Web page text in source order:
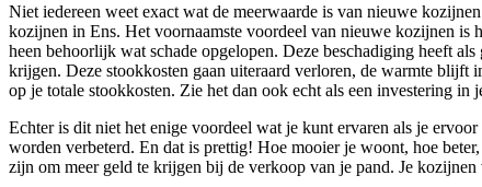
Niet iedereen weet exact wat de meerwaarde is van nieuwe
kozijnen in Ens. Het voornaamste voordeel van nieuwe kozijnen
heen behoorlijk wat schade opgelopen. Deze beschadiging heeft
krijgen. Deze stookkosten gaan uiteraard verloren, de warmte blijft
op je totale stookkosten. Zie het dan ook echt als een investering in
Echter is dit niet het enige voordeel wat je kunt ervaren als je
worden verbeterd. En dat is prettig! Hoe mooier je woont, hoe
zijn om meer geld te krijgen bij de verkoop van je pand. Je